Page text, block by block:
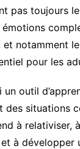
pas toujours
notamment
pour les
un outil
des situations
à relativiser,
à développer